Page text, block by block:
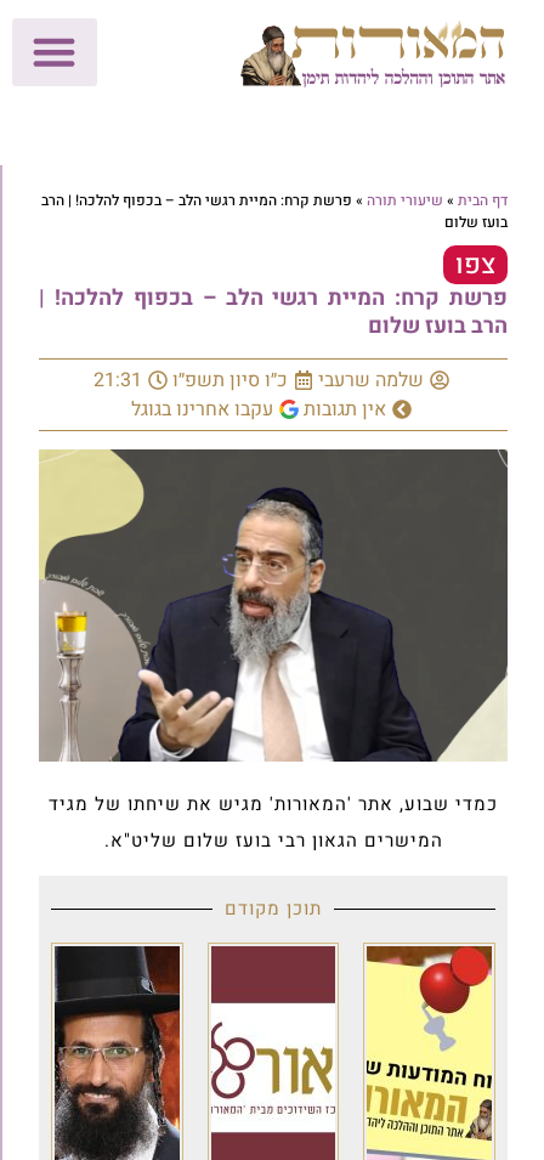
דף הבית » שיעורי תורה » פרשת קרח: המיית רגשי הלב – בכפוף להלכה! | הרב
בועז שלום
צפו
פרשת קרח: המיית רגשי הלב – בכפוף להלכה! |
הרב בועז שלום
שלמה שרעבי כ״ו סיון תשפ״ו
21:31
אין תגובות
עקבו אחרינו בגוגל
כמדי שבוע, אתר 'המאורות' מגיש את שיחתו של מגיד
המישרים הגאון רבי בועז שלום שליט"א.
תוכן מקודם